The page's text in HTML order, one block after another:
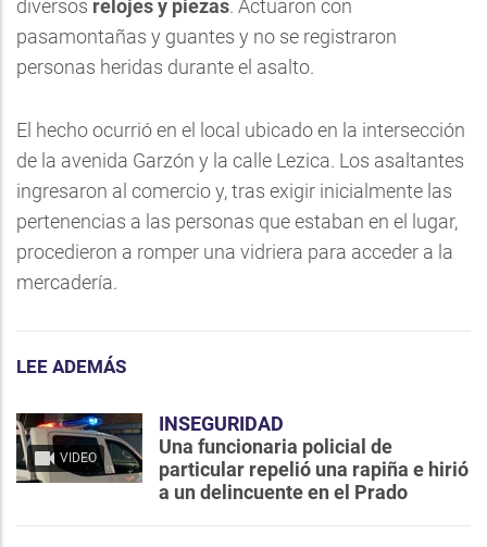
diversos relojes y piezas. Actuaron con
pasamontañas y guantes y no se registraron
personas heridas durante el asalto.
El hecho ocurrió en el local ubicado en la intersección
de la avenida Garzón y la calle Lezica. Los asaltantes
ingresaron al comercio y, tras exigir inicialmente las
pertenencias a las personas que estaban en el lugar,
procedieron a romper una vidriera para acceder a la
mercadería.
LEE ADEMÁS
VIDEO
INSEGURIDAD
Una funcionaria policial de
particular repelió una rapiña e hirió
a un delincuente en el Prado